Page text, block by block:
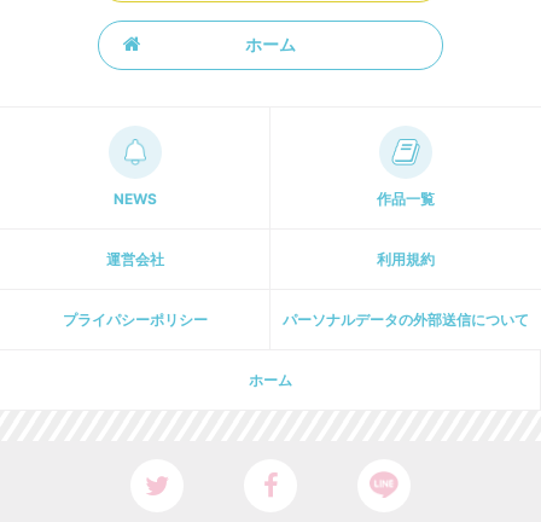
ホーム
NEWS 作品一覧
運営会社 利用規約
プライパシーポリシー パーソナルデータの外部送信について
ホーム